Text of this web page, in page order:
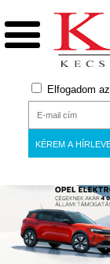
Elfogadom az